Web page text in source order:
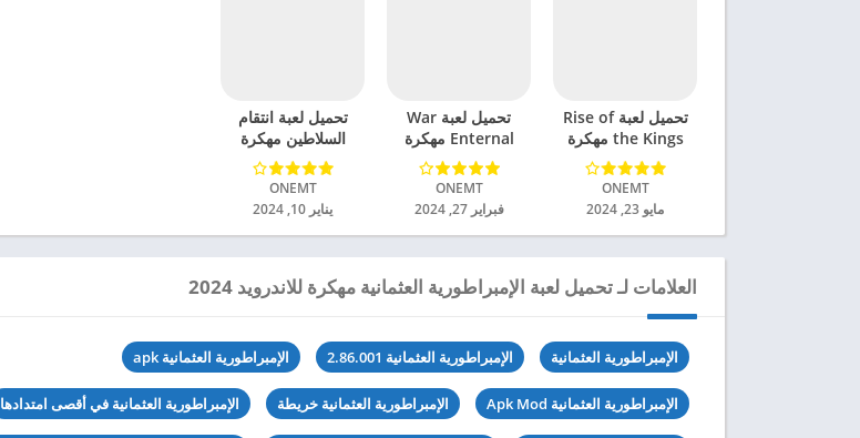
تحميل لعبة Rise of
the Kings مهكرة
للاندرويد 2024
ONEMT‏
مايو 23, 2024
تحميل لعبة War
Enternal مهكرة
للاندرويد 2024
ONEMT‏
فبراير 27, 2024
تحميل لعبة انتقام
السلاطين مهكرة
للاندرويد 2024
ONEMT‏
يناير 10, 2024
العلامات لـ تحميل لعبة الإمبراطورية العثمانية مهكرة للاندرويد 2024
الإمبراطورية العثمانية الإمبراطورية العثمانية 2.86.001 الإمبراطورية العثمانية apk
الإمبراطورية العثمانية Apk Mod الإمبراطورية العثمانية خريطة الإمبراطورية العثمانية في أقصى امتدادها